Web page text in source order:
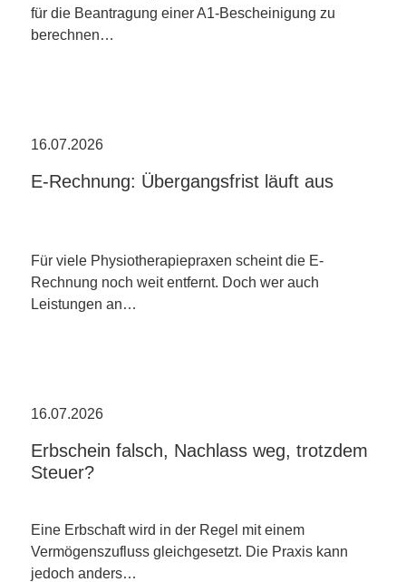
für die Beantragung einer A1-Bescheinigung zu
berechnen…
16.07.2026
E-Rechnung: Übergangsfrist läuft aus
Für viele Physiotherapiepraxen scheint die E-
Rechnung noch weit entfernt. Doch wer auch
Leistungen an…
16.07.2026
Erbschein falsch, Nachlass weg, trotzdem
Steuer?
Eine Erbschaft wird in der Regel mit einem
Vermögenszufluss gleichgesetzt. Die Praxis kann
jedoch anders…